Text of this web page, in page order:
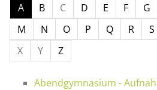
A B C D E F G
M
N O P Q R S
X
Y Z
Abendgymnasium -